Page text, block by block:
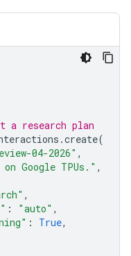
research plan
.create(
04-2026" ,
Google TPUs." ,
,
: "auto" ,
: True,